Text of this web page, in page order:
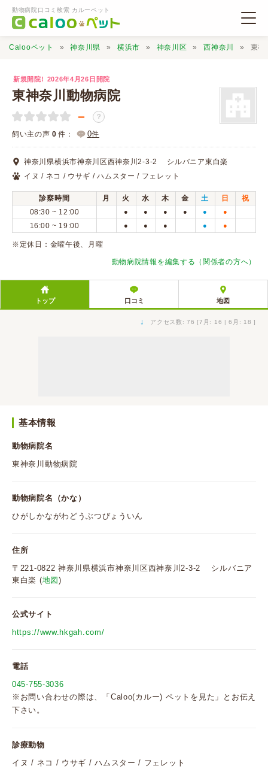
動物病院口コミ検索 カルーペット
動物病院検索
口コミ検索
Calooペットとは？
口コミ投稿
Calooペット 神奈川県 横浜市 神奈川区 西神奈川 東神
新規開院! 2026年4月26日開院
東神奈川動物病院
－ ？
飼い主の声 0 件： 0件
神奈川県横浜市神奈川区西神奈川2-3-2 シルバニア東白楽
イヌ / ネコ / ウサギ / ハムスター / フェレット
診察時間 月 火 水 木 金 土 日
祝
08:30 ~ 12:00
● ● ● ● ● ●
16:00 ~ 19:00 ● ● ● ● ●
※定休日：金曜午後、月曜
動物病院情報を編集する（関係者の方へ）
トップ 口コミ 地図
↓ アクセス数: 76 [7月: 16 | 6月: 18 ]
基本情報
動物病院名
東神奈川動物病院
動物病院名（かな）
ひがしかながわどうぶつびょういん
住所
〒221-0822 神奈川県横浜市神奈川区西神奈川2-3-2 シルバニア
東白楽 (地図 )
公式サイト
https://www.hkgah.com/
電話
045-755-3036
※お問い合わせの際は、「Caloo(カルー) ペットを見た」とお伝え
下さい。
診療動物
イヌ / ネコ / ウサギ / ハムスター / フェレット